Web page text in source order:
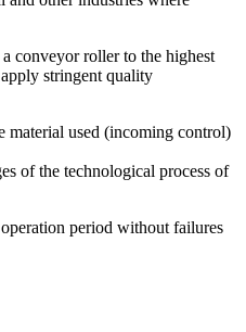
conveyor roller to the highest
stringent quality
material used (incoming control)
of the technological process of
period without failures